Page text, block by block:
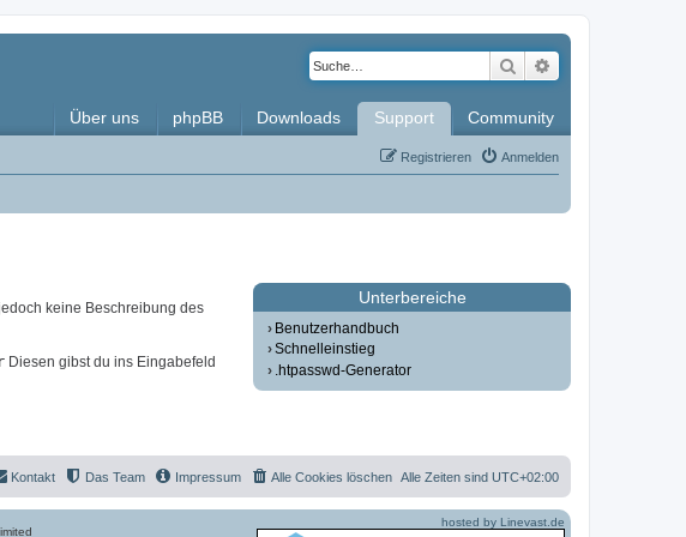
Suche
Über uns phpBB Downloads Support Community
Anmelden
Registrieren
keine Beschreibung des
Diesen gibst du ins Eingabefeld
Unterbereiche
Benutzerhandbuch
Schnelleinstieg
.htpasswd-Generator
Alle Zeiten sind UTC+02:00
Alle Cookies löschen
Impressum
Das Team
Kontakt
hosted by Linevast.de